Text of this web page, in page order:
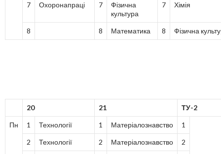
7 Охоронапраці 7
Фізична
культура
7 Хімія
8 8 Математика 8 Фізична
20 21 ТУ-2
Пн 1 Технології 1 Матеріалознавство 1
2 Технології 2 Матеріалознавство 2